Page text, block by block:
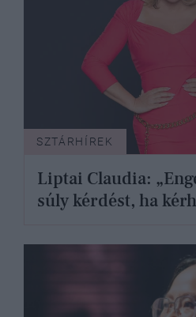
SZTÁRHÍREK
Liptai Claudia:
súly kérdést, ha